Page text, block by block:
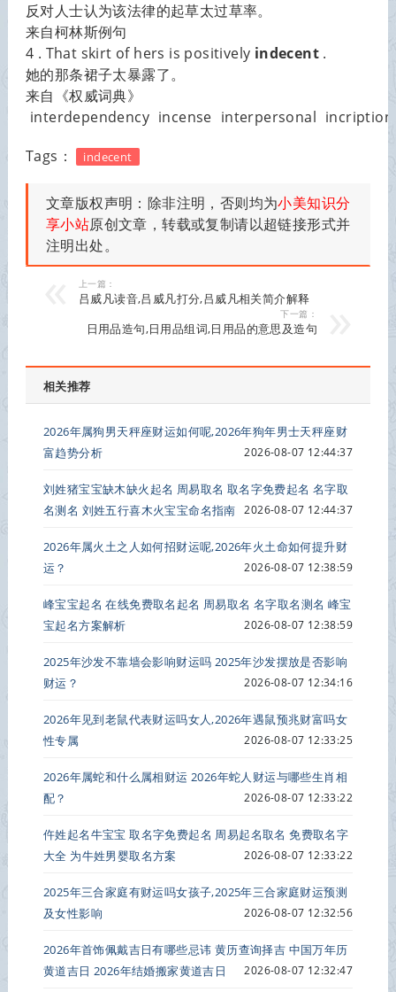
反对人士认为该法律的起草太过草率。
来自柯林斯例句
4 . That skirt of hers is positively indecent.
她的那条裙子太暴露了。
来自《权威词典》
interdependency incense interpersonal
Tags： indecent
文章版权声明：除非注明，否则均为小美知识分
享小站原创文章，转载或复制请以超链接形式并
注明出处。
上一篇：
吕威凡读音,吕威凡打分,吕威凡相关简介解释
下一篇：
日用品造句,日用品组词,日用品的意思及造句
相关推荐
2026年属狗男天秤座财运如何呢,2026年狗年男士天秤座财
富趋势分析
2026-08-07 12:44:37
刘姓猪宝宝缺木缺火起名 周易取名 取名字免费起名 名字取
名测名 刘姓五行喜木火宝宝命名指南
2026-08-07 12:44:37
2026年属火土之人如何招财运呢,2026年火土命如何提升财
运？
2026-08-07 12:38:59
峰宝宝起名 在线免费取名起名 周易取名 名字取名测名 峰宝
宝起名方案解析
2026-08-07 12:38:59
2025年沙发不靠墙会影响财运吗 2025年沙发摆放是否影响
财运？
2026-08-07 12:34:16
2026年见到老鼠代表财运吗女人,2026年遇鼠预兆财富吗女
性专属
2026-08-07 12:33:25
2026年属蛇和什么属相财运 2026年蛇人财运与哪些生肖相
配？
2026-08-07 12:33:22
仵姓起名牛宝宝 取名字免费起名 周易起名取名 免费取名字
大全 为牛姓男婴取名方案
2026-08-07 12:33:22
2025年三合家庭有财运吗女孩子,2025年三合家庭财运预测
及女性影响
2026-08-07 12:32:56
2026年首饰佩戴吉日有哪些忌讳 黄历查询择吉 中国万年历
黄道吉日 2026年结婚搬家黄道吉日
2026-08-07 12:32:47